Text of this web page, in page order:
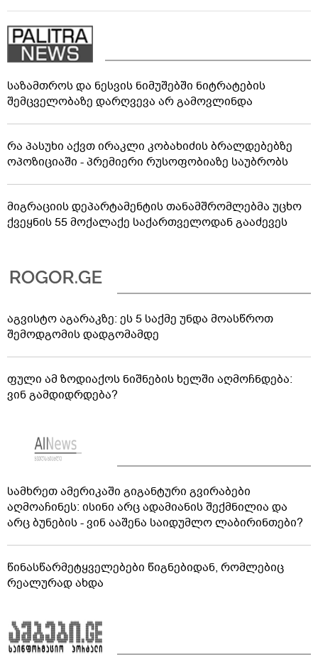
საზამთროს და ნესვის ნიმუშებში ნიტრატების
შემცველობაზე დარღვევა არ გამოვლინდა
რა პასუხი აქვთ ირაკლი კობახიძის ბრალდებებზე
ოპოზიციაში - პრემიერი რუსოფობიაზე საუბრობს
მიგრაციის დეპარტამენტის თანამშრომლებმა უცხო
ქვეყნის 55 მოქალაქე საქართველოდან გააძევეს
აგვისტო აგარაკზე: ეს 5 საქმე უნდა მოასწროთ
შემოდგომის დადგომამდე
ფული ამ ზოდიაქოს ნიშნების ხელში აღმოჩნდება:
ვინ გამდიდრდება?
სამხრეთ ამერიკაში გიგანტური გვირაბები
აღმოაჩინეს: ისინი არც ადამიანის შექმნილია და
არც ბუნების - ვინ ააშენა საიდუმლო ლაბირინთები?
წინასწარმეტყველებები წიგნებიდან, რომლებიც
რეალურად ახდა